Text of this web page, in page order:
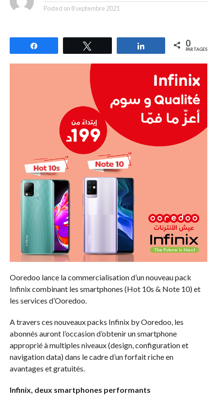
Posted on 8 septembre 2021
Partagez 0
PARTAGES
Ooredoo lance la commercialisation d’un nouveau pack
Infinix combinant les smartphones (Hot 10s & Note 10) et
les services d’Ooredoo.
A travers ces nouveaux packs Infinix by Ooredoo, les
abonnés auront l’occasion d’obtenir un smartphone
approprié à multiples niveaux (design, configuration et
navigation data) dans le cadre d’un forfait riche en
avantages et gratuités.
Infinix, deux smartphones performants